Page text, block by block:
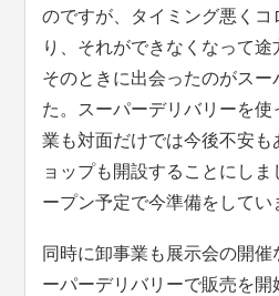
のですが、タイミング悪くコ
り、それができなくなって途
そのときに出会ったのがスー
た。スーパーデリバリーを
業も対面だけでは今後不安も
ョップも開設することにし
ープン予定で今準備をしてい
同時に卸事業も展示会の開
ーパーデリバリーで販売を開